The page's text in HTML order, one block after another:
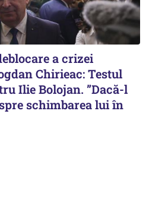
a crizei
Chirieac: Testul
Ilie Bolojan. ”Dacă-l
schimbarea lui în